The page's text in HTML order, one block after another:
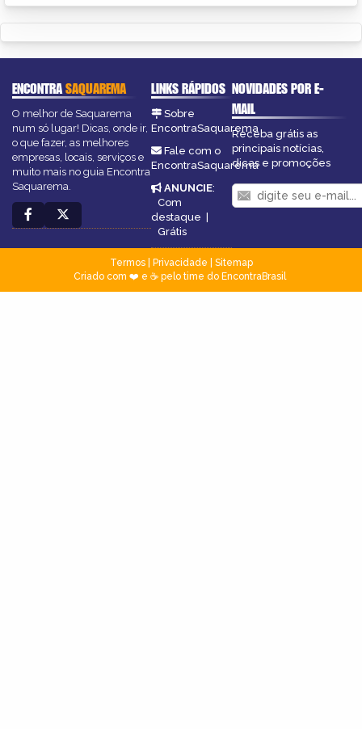
ENCONTRASAQUAREMA
O melhor de Saquarema
num só lugar! Dicas, onde ir,
o que fazer, as melhores
empresas, locais, serviços e
muito mais no guia Encontra
Saquarema.
LINKS RÁPIDOS
Sobre
EncontraSaquarema
Fale com o
EncontraSaquarema
ANUNCIE:
Com
destaque |
Grátis
NOVIDADES POR E-
MAIL
Receba grátis as
principais notícias,
dicas e promoções
Termos| Privacidade
Sitemap
Criado com ❤️ e ☕ pelo time do EncontraBrasil